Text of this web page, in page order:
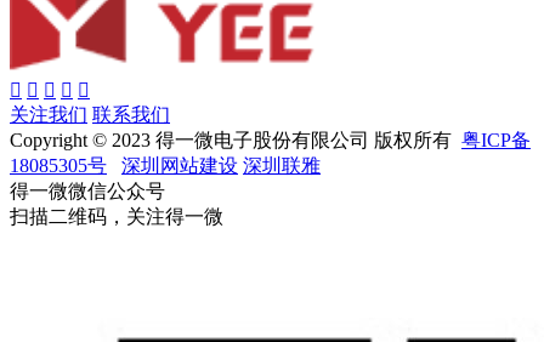
关注我们 联系我们
Copyright © 2023 得一微电子股份有限公司 版权所有 粤ICP备
18085305号
深圳网站建设 深圳联雅
得一微微信公众号
扫描二维码，关注得一微